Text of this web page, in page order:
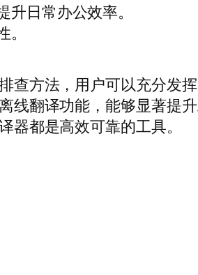
日常办公效率。
查方法，用户可以充分发
线翻译功能，能够显著提
都是高效可靠的工具。